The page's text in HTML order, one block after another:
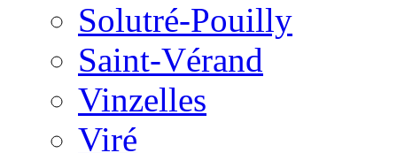
Solutré-Pouilly
Saint-Vérand
Vinzelles
Viré